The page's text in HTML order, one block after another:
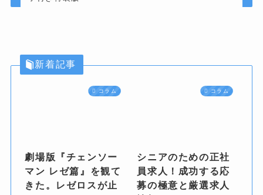
新着記事
コラム
劇場版『チェンソー
マン レゼ篇』を観て
きた。レゼロスが止
コラム
シニアのための正社
員求人！成功する応
募の極意と厳選求人